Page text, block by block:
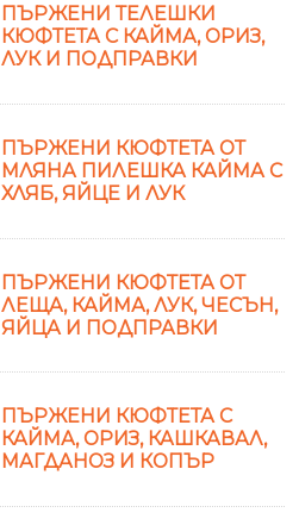
ПЪРЖЕНИ ТЕЛЕШКИ
КЮФТЕТА С КАЙМА, ОРИЗ,
ЛУК И ПОДПРАВКИ
ПЪРЖЕНИ КЮФТЕТА ОТ
МЛЯНА ПИЛЕШКА КАЙМА С
ХЛЯБ, ЯЙЦЕ И ЛУК
ПЪРЖЕНИ КЮФТЕТА ОТ
ЛЕЩА, КАЙМА, ЛУК, ЧЕСЪН,
ЯЙЦА И ПОДПРАВКИ
ПЪРЖЕНИ КЮФТЕТА С
КАЙМА, ОРИЗ, КАШКАВАЛ,
МАГДАНОЗ И КОПЪР